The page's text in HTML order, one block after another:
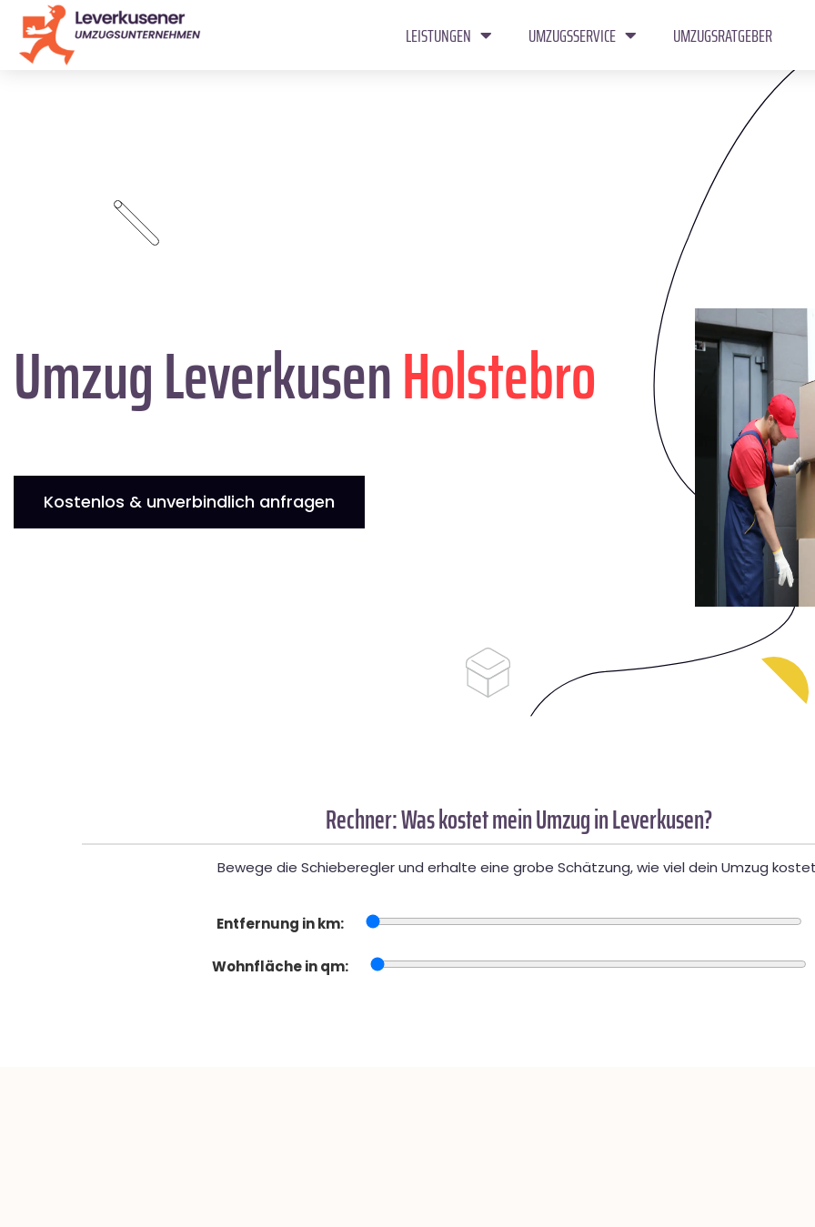
LEISTUNGEN UMZUGSSERVICE UMZUGSRATGEBER
Umzug LeverkusenHolstebro
Kostenlos & unverbindlich anfragen
Rechner: Was kostet mein Umzug in Leverkusen?
Bewege die Schieberegler und erhalte eine grobe Schätzung, wie viel dein Umzug
Entfernung in km:
Wohnfläche in qm: